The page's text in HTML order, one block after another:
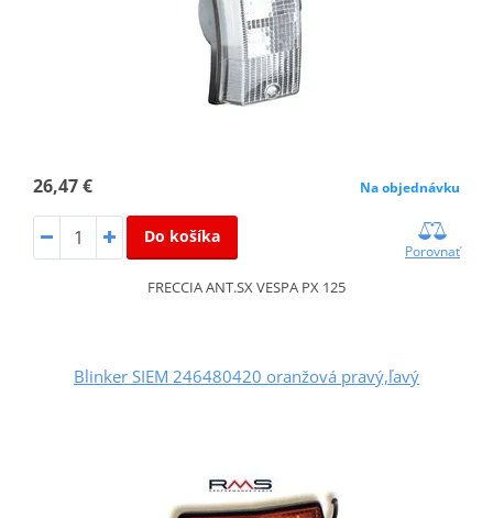
26,47 € Na objednávku
Do košíka
Porovnať
FRECCIA ANT.SX VESPA PX 125
Blinker SIEM 246480420 oranžová pravý,ľavý